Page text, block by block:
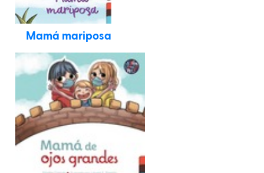
Mamá mariposa